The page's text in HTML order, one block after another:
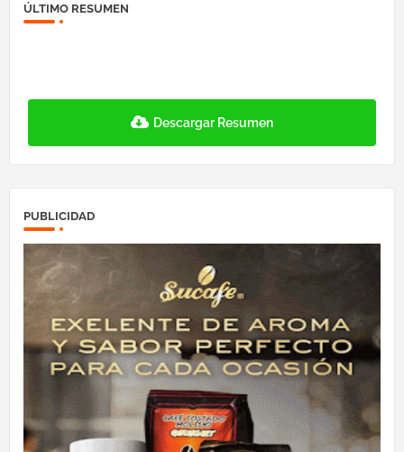
ÚLTIMO RESUMEN
Descargar Resumen
PUBLICIDAD